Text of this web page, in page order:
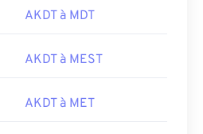
AKDT à MDT
AKDT à MEST
AKDT à MET